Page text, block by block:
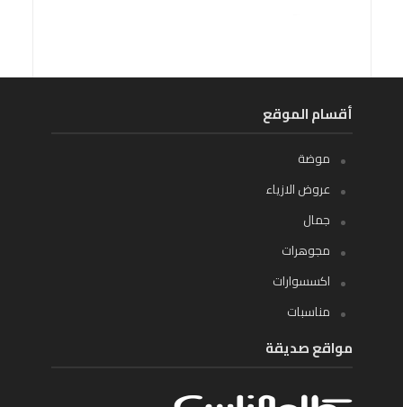
أقسام الموقع
موضة
عروض الازياء
جمال
مجوهرات
اكسسوارات
مناسبات
مواقع صديقة